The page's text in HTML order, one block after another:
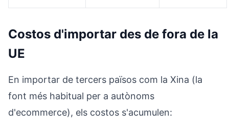
Costos d'importar des de fora de la
UE
En importar de tercers països com la Xina (la
font més habitual per a autònoms
d'ecommerce), els costos s'acumulen: